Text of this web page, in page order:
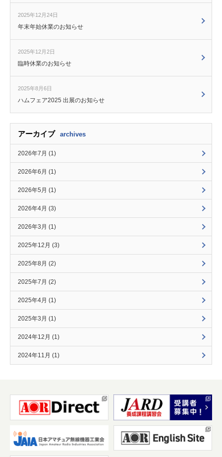
2025年12月24日
年末年始休業のお知らせ
2025年12月2日
臨時休業のお知らせ
2025年8月6日
ハムフェア2025 出展のお知らせ
アーカイブ archives
2026年7月 (1)
2026年6月 (1)
2026年5月 (1)
2026年4月 (3)
2026年3月 (1)
2025年12月 (3)
2025年8月 (2)
2025年7月 (2)
2025年4月 (1)
2025年3月 (1)
2024年12月 (1)
2024年11月 (1)